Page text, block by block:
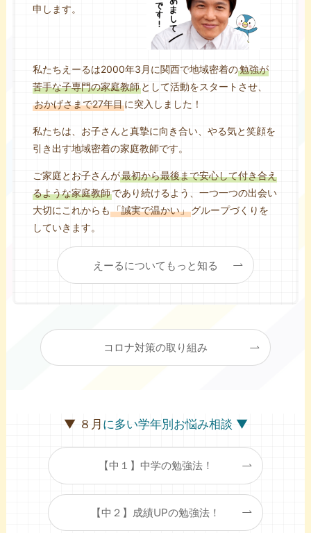
申します。
私たちえーるは2000年3月に関西で地域密着の勉強が
苦手な子専門の家庭教師 として活動をスタートさせ、
おかげさまで27年目に突入しました！
私たちは、お子さんと真摯に向き合い、やる気と笑顔を
引き出す地域密着の家庭教師です。
ご家庭とお子さんが最初から最後まで安心して付き合え
るような家庭教師であり続けるよう、一つ一つの出会い
大切にこれからも「誠実で温かい」グループづくりを
していきます。
えーるについてもっと知る
コロナ対策の取り組み
▼ ８月 に多い学年別お悩み相談 ▼
【中１】中学の勉強法！
【中２】成績UPの勉強法！